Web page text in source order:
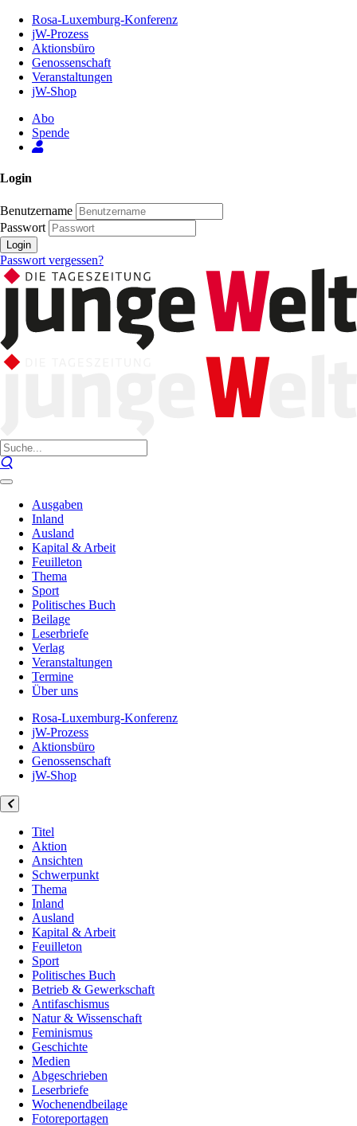
Inhalt
Seite
Rosa-Luxemburg-Konferenz
jW-Prozess
Aktionsbüro
Genossenschaft
Veranstaltungen
jW-Shop
Abo
Spende
Login
Benutzername
Passwort
Login
Passwort vergessen?
Ausgaben
Inland
Ausland
Kapital & Arbeit
Feuilleton
Thema
Sport
Politisches Buch
Beilage
Leserbriefe
Verlag
Veranstaltungen
Termine
Über uns
Rosa-Luxemburg-Konferenz
jW-Prozess
Aktionsbüro
Genossenschaft
jW-Shop
Titel
Aktion
Ansichten
Schwerpunkt
Thema
Inland
Ausland
Kapital & Arbeit
Feuilleton
Sport
Politisches Buch
Betrieb & Gewerkschaft
Antifaschismus
Natur & Wissenschaft
Feminismus
Geschichte
Medien
Abgeschrieben
Leserbriefe
Wochenendbeilage
Fotoreportagen